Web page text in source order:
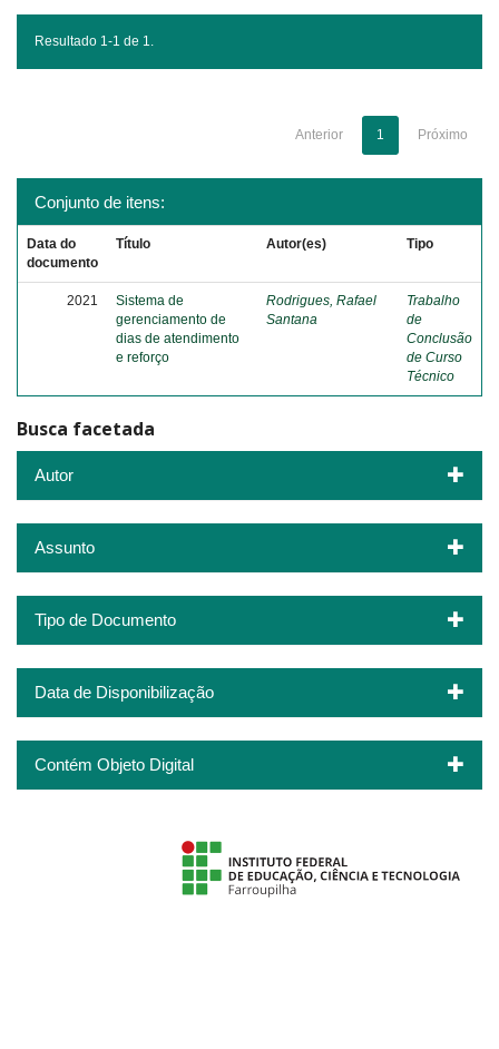
Resultado 1-1 de 1.
Anterior 1 Próximo
Conjunto de itens:
Data do
documento
Título Autor(es) Tipo
2021
Sistema de
gerenciamento de
dias de atendimento
e reforço
Rodrigues, Rafael
Santana
Trabalho
de
Conclusão
de Curso
Técnico
Busca facetada
Autor
Assunto
Tipo de Documento
Data de Disponibilização
Contém Objeto Digital